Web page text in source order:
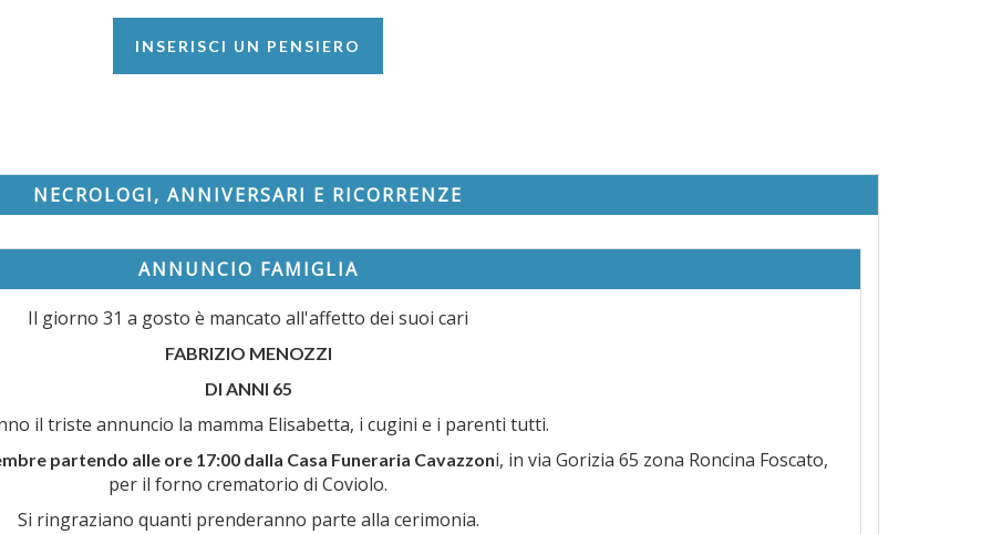
INSERISCI UN PENSIERO
NECROLOGI, ANNIVERSARI E RICORRENZE
ANNUNCIO FAMIGLIA
Il giorno 31 a gosto è mancato all'affetto dei suoi cari
FABRIZIO MENOZZI
DI ANNI 65
il triste annuncio la mamma Elisabetta, i cugini e i parenti tutti.
partendo alle ore 17:00 dalla Casa Funeraria Cavazzoni, in via Gorizia 65 zona Roncina Foscato,
per il forno crematorio di Coviolo.
Si ringraziano quanti prenderanno parte alla cerimonia.